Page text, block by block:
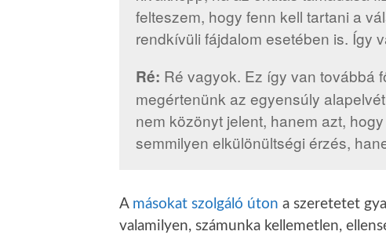
felteszem, hogy fenn kell tartani a
rendkívüli fájdalom esetében is. Így
Ré: Ré vagyok. Ez így van továbbá
megértenünk az egyensúly
nem közönyt jelent, hanem azt,
semmilyen elkülönültségi érzés,
A másokat szolgáló úton a szeretetet
valamilyen, számunka kellemetlen,